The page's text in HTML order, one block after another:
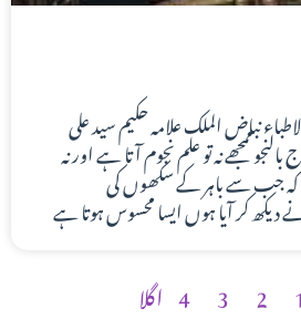
نباض الملک علامہ حکیم سيد على
نہ تو علم نجوم آتا ہے اور نہ
کہ جب سے باہر کے سکھوں کی
دیکھ کر آیا ہوں ایسا محسوس ہوتا ہے
1
2
3
4 اگلا